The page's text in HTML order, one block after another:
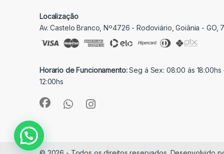
Localização
Av. Castelo Branco, Nº4726 - Rodoviário, Goiânia - GO,
Horario de Funcionamento:Seg á Sex: 08:00 ás 18:00hs
12:00hs